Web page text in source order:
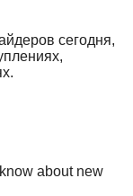
сегодня,
about new